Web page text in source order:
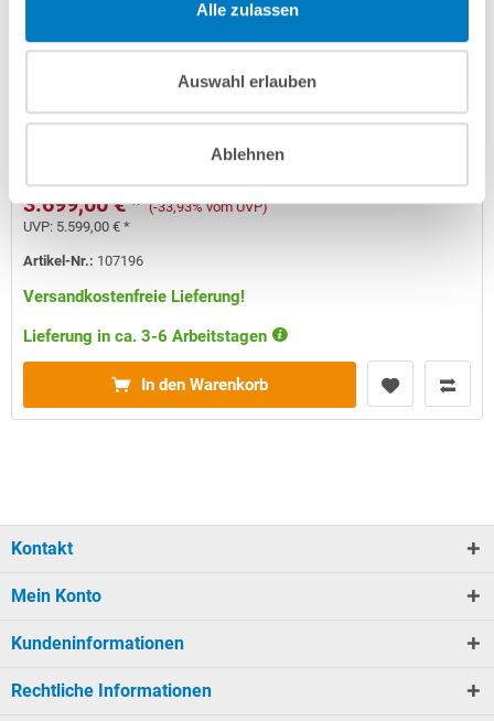
Alle zulassen
Auswahl erlauben
Ablehnen
Rundpool PS SQ 4,50 x 1,50 m | Alu-HL | 4D-Folie 0,9
3.699,00 € * (-33,93% vom UVP)
UVP: 5.599,00 € *
Artikel-Nr.: 107196
Versandkostenfreie Lieferung!
Lieferung in ca. 3-6 Arbeitstagen
In den Warenkorb
Kontakt
Mein Konto
Kundeninformationen
Rechtliche Informationen